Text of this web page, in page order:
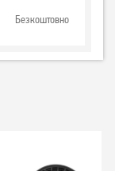
Безкоштовно